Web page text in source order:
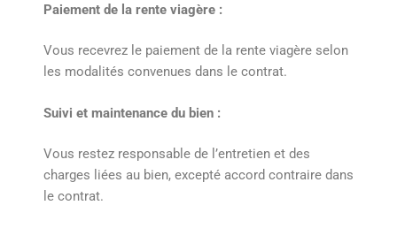
Paiement de la rente viagère :
Vous recevrez le paiement de la rente viagère selon
les modalités convenues dans le contrat.
Suivi et maintenance du bien :
Vous restez responsable de l’entretien et des
charges liées au bien, excepté accord contraire dans
le contrat.